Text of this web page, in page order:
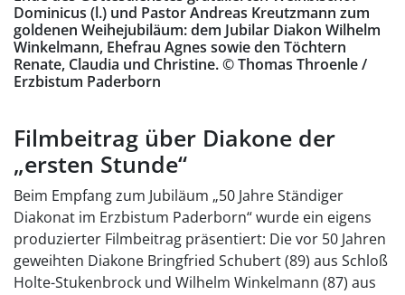
Dominicus (l.) und Pastor Andreas Kreutzmann zum
goldenen Weihejubiläum: dem Jubilar Diakon Wilhelm
Winkelmann, Ehefrau Agnes sowie den Töchtern
Renate, Claudia und Christine. © Thomas Throenle /
Erzbistum Paderborn
Filmbeitrag über Diakone der
„ersten Stunde“
Beim Empfang zum Jubiläum „50 Jahre Ständiger
Diakonat im Erzbistum Paderborn“ wurde ein eigens
produzierter Filmbeitrag präsentiert: Die vor 50 Jahren
geweihten Diakone Bringfried Schubert (89) aus Schloß
Holte-Stukenbrock und Wilhelm Winkelmann (87) aus